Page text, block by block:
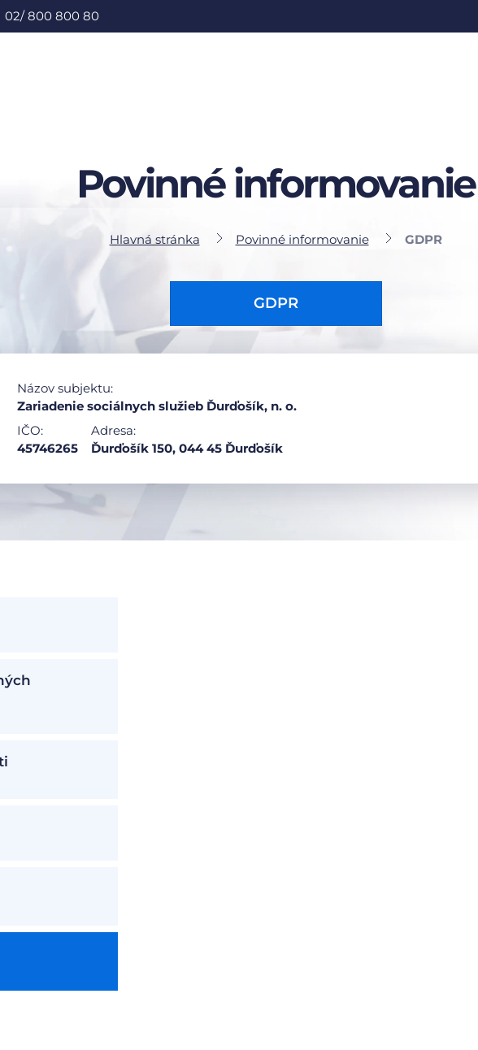
02/ 800 800 80
Povinné informovanie
Hlavná stránka Povinné informovanie GDPR
GDPR
Názov subjektu:
Zariadenie sociálnych služieb Ďurďošík, n. o.
IČO:
45746265
Adresa:
Ďurďošík 150, 044 45 Ďurďošík